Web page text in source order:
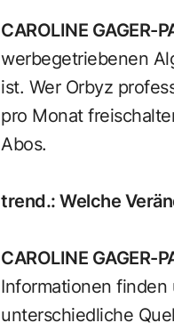
CAROLINE GAGER-
werbegetriebenen
ist. Wer Orbyz
pro Monat
Abos.
trend.: Welche
CAROLINE GAGER-
Informationen
unterschiedliche